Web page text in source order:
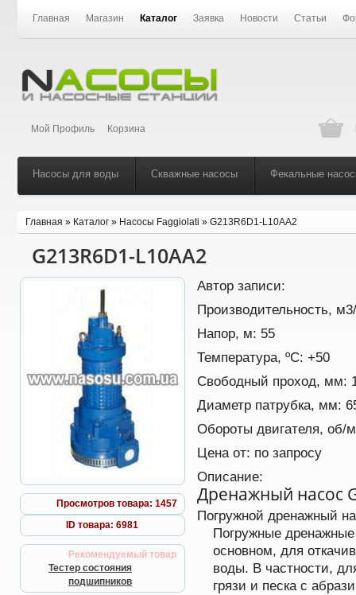
Главная Магазин Каталог Заявка Новости Статьи
Мой Профиль Корзина
Насосы для воды Скважные насосы Фекальные
Главная » Каталог » Насосы Faggiolati » G213R6D1-L10AA2
G213R6D1-L10AA2
Просмотров товара: 1457
ID товара: 6981
Рекомендуемый товар
Тестер состояния
подшипников
Автор записи:
Производительность,
Напор, м: 55
Температура, ºС: +50
Свободный проход, мм:
Диаметр патрубка, мм:
Обороты двигателя, об/
Цена от: по запросу
Описание:
Дренажный насос
Погружной дренажный
Погружные
основном, для
воды. В частности,
грязи и песка с